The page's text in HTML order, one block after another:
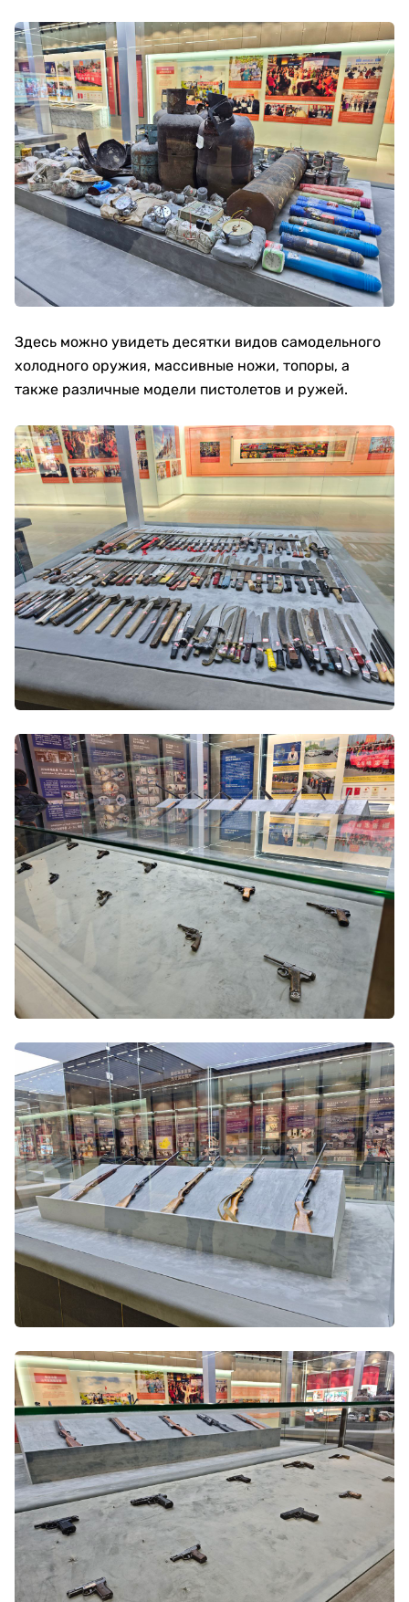
Здесь можно увидеть десятки видов самодельного
холодного оружия, массивные ножи, топоры, а
также различные модели пистолетов и ружей.